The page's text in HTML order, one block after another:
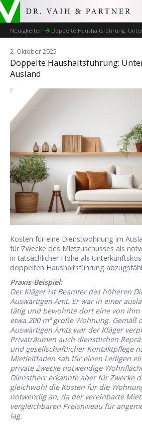
Neuigkeiten Doppelte Haushaltsführung:
2. Oktober 2025
Doppelte Haushaltsführung:
Ausland
Kosten für eine Dienstwohnung im
für Zwecke des Mietzuschusses als
in tatsächlicher Höhe als
doppelten Haushaltsführung
Praxis-Beispiel:
Der Kläger ist Beamter des höheren
Auswärtigen Amt. Er war in einer
tätig und bewohnte dort eine von ihm
etwa 200 m² große Wohnung. Gemäß
Auswärtigen Amts war der Kläger
Privaträumen auch dienstlichen
und gesellschaftlicher Kontaktpflege
Mietleitfaden sah für einen Ledigen
private Zwecke notwendige
Dienstherr erkannte aber für Zwecke
gleichwohl die Kosten für die
notwendig an, da der vereinbarte
vergleichbaren Preisniveau für
lag.